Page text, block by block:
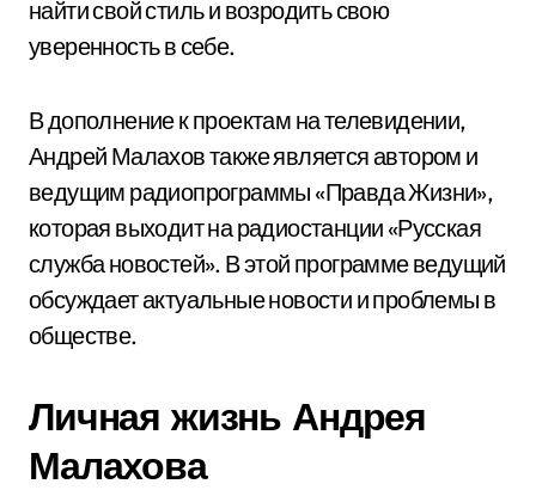
найти свой стиль и возродить свою
уверенность в себе.
В дополнение к проектам на телевидении,
Андрей Малахов также является автором и
ведущим радиопрограммы «Правда Жизни»,
которая выходит на радиостанции «Русская
служба новостей». В этой программе ведущий
обсуждает актуальные новости и проблемы в
обществе.
Личная жизнь Андрея
Малахова